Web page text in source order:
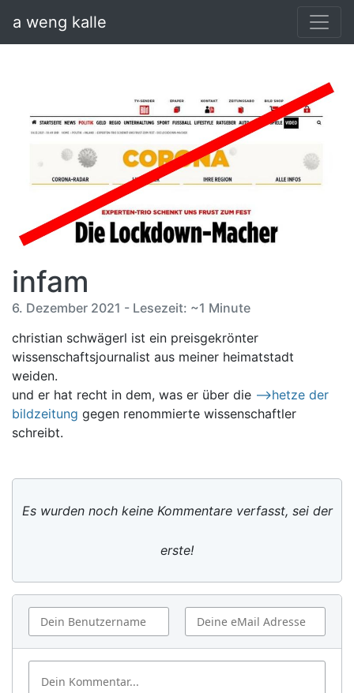
a weng kalle
infam
6. Dezember 2021 - Lesezeit: ~1 Minute
christian schwägerl ist ein preisgekrönter
wissenschaftsjournalist aus meiner heimatstadt
weiden.
und er hat recht in dem, was er über die -->hetze der
bildzeitung gegen renommierte wissenschaftler
schreibt.
Es wurden noch keine Kommentare verfasst, sei der
erste!